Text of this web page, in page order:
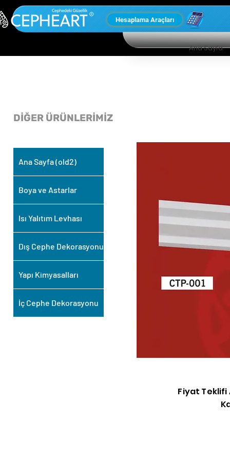
Hesaplama Araçları
Ana Sayfa
Fiyat Teklifi
Ana Sayfa (old2)
Boya ve Astarlar
Isı Yalıtım Levhası
Dış Cephe Dekorasyonu
Yapı Kimyasalları
İç Cephe Dekorasyonu
DİĞER ÜRÜNLERİMİZ